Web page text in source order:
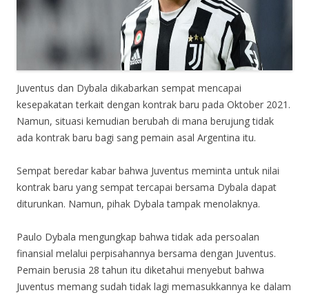
Juventus dan Dybala dikabarkan sempat mencapai
kesepakatan terkait dengan kontrak baru pada Oktober 2021.
Namun, situasi kemudian berubah di mana berujung tidak
ada kontrak baru bagi sang pemain asal Argentina itu.
Sempat beredar kabar bahwa Juventus meminta untuk nilai
kontrak baru yang sempat tercapai bersama Dybala dapat
diturunkan. Namun, pihak Dybala tampak menolaknya.
Paulo Dybala mengungkap bahwa tidak ada persoalan
finansial melalui perpisahannya bersama dengan Juventus.
Pemain berusia 28 tahun itu diketahui menyebut bahwa
Juventus memang sudah tidak lagi memasukkannya ke dalam